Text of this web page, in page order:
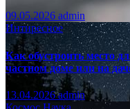
09.05.2026 admin
Интиресное
Как обустроить место
частном доме или на
13.04.2026admin